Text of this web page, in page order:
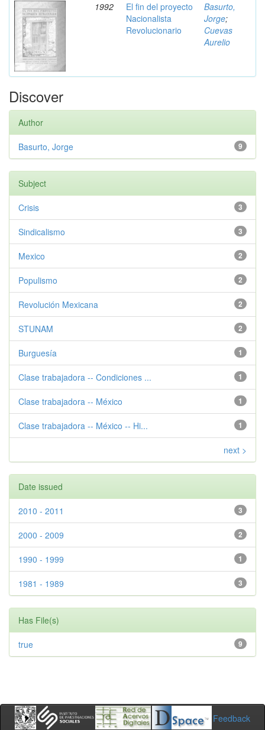
1992
El fin del proyecto
Nacionalista
Revolucionario
Basurto,
Jorge;
Cuevas
Aurelio
Discover
Author
9
Basurto, Jorge
Subject
3
Crisis
3
Sindicalismo
2
Mexico
2
Populismo
2
Revolución Mexicana
2
STUNAM
1
Burguesía
1
Clase trabajadora -- Condiciones ...
1
Clase trabajadora -- México
1
Clase trabajadora -- México -- Hi...
next >
Date issued
3
2010 - 2011
2
2000 - 2009
1
1990 - 1999
3
1981 - 1989
Has File(s)
9
true
Feedback